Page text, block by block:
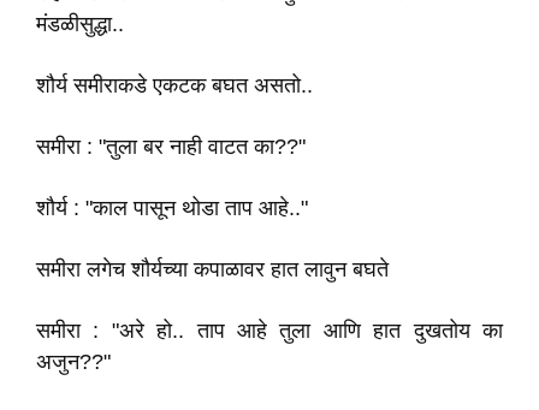
मंडळीसुद्धा..
शौर्य समीराकडे एकटक बघत असतो..
समीरा : "तुला बर नाही वाटत का??"
शौर्य : "काल पासून थोडा ताप आहे.."
समीरा लगेच शौर्यच्या कपाळावर हात लावुन बघते
समीरा : "अरे हो.. ताप आहे तुला आणि हात दुखतोय का
अजुन??"